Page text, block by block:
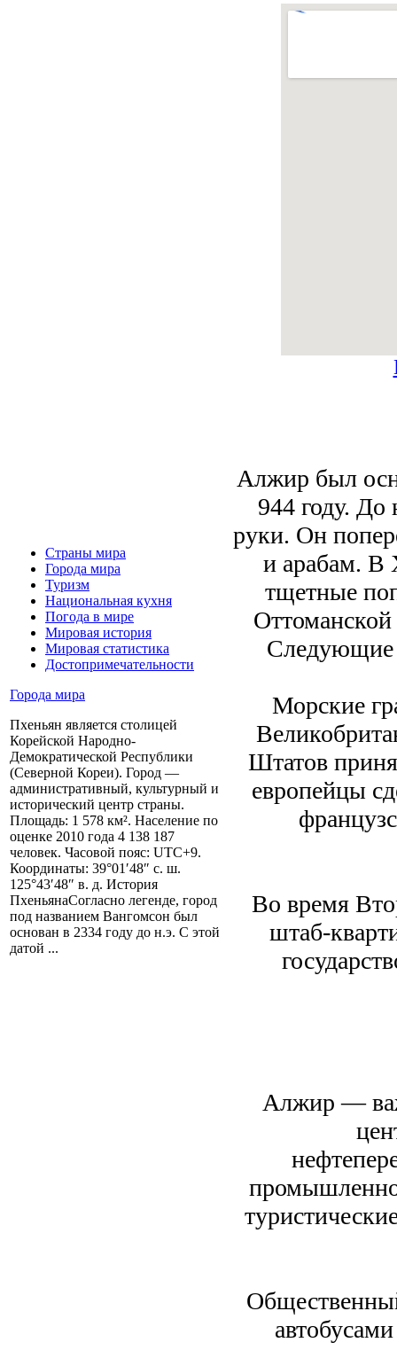
Страны мира
Города мира
Туризм
Национальная кухня
Погода в мире
Мировая история
Мировая статистика
Достопримечательности
Города мира
Пхеньян является столицей
Корейской Народно-
Демократической Республики
(Северной Кореи). Город —
административный, культурный и
исторический центр страны.
Площадь: 1 578 км². Население по
оценке 2010 года 4 138 187
человек. Часовой пояс: UTC+9.
Координаты: 39°01′48″ с. ш.
125°43′48″ в. д. История
ПхеньянаСогласно легенде, город
под названием Вангомсон был
основан в 2334 году до н.э. С этой
датой ...
Алжир был
944 году. До
руки. Он
и арабам. В
тщетные
Следующие
Морские
Штатов
европейцы
Во время
штаб-
Алжир —